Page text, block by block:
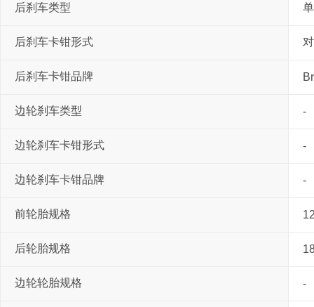
后刹车类型
后刹车卡钳形式
后刹车卡钳品牌
边轮刹车类型 -
边轮刹车卡钳形式 -
边轮刹车卡钳品牌 -
前轮胎规格
后轮胎规格
边轮轮胎规格 -